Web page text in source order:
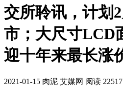
交所聆讯，计划
市；大尺寸LCD
迎十年来最长涨
2021-01-15 肉泥 艾媒网 阅读 22517